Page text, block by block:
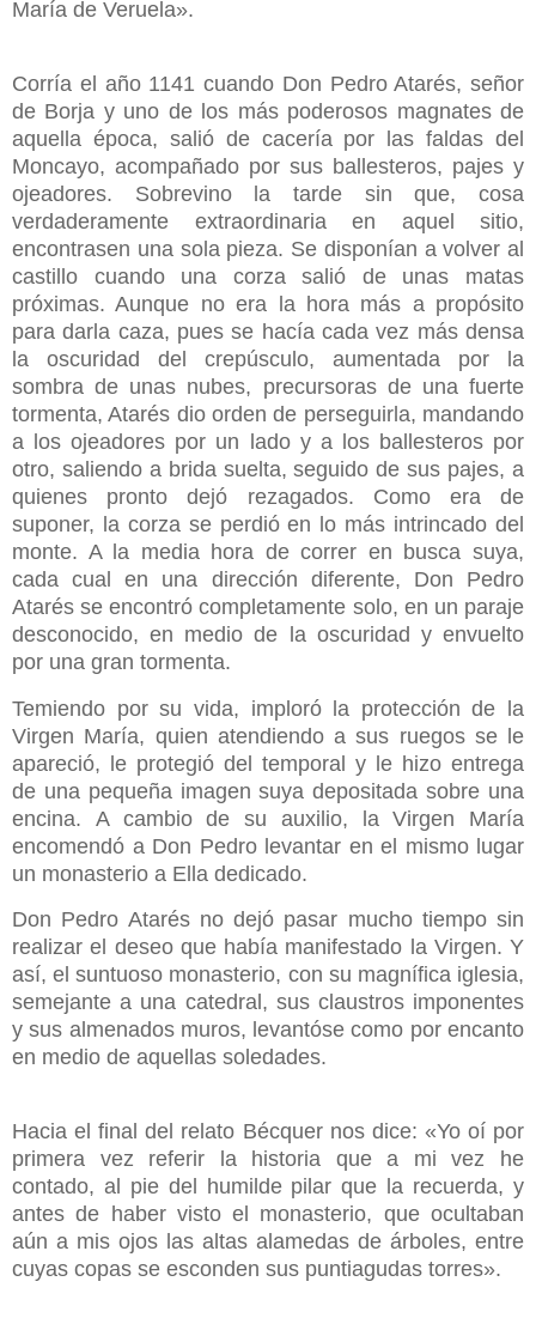
María de Veruela».
Corría el año 1141 cuando Don Pedro Atarés, señor
de Borja y uno de los más poderosos magnates de
aquella época, salió de cacería por las faldas del
Moncayo, acompañado por sus ballesteros, pajes y
ojeadores. Sobrevino la tarde sin que, cosa
verdaderamente extraordinaria en aquel sitio,
encontrasen una sola pieza. Se disponían a volver al
castillo cuando una corza salió de unas matas
próximas. Aunque no era la hora más a propósito
para darla caza, pues se hacía cada vez más densa
la oscuridad del crepúsculo, aumentada por la
sombra de unas nubes, precursoras de una fuerte
tormenta, Atarés dio orden de perseguirla, mandando
a los ojeadores por un lado y a los ballesteros por
otro, saliendo a brida suelta, seguido de sus pajes, a
quienes pronto dejó rezagados. Como era de
suponer, la corza se perdió en lo más intrincado del
monte. A la media hora de correr en busca suya,
cada cual en una dirección diferente, Don Pedro
Atarés se encontró completamente solo, en un paraje
desconocido, en medio de la oscuridad y envuelto
por una gran tormenta.
Temiendo por su vida, imploró la protección de la
Virgen María, quien atendiendo a sus ruegos se le
apareció, le protegió del temporal y le hizo entrega
de una pequeña imagen suya depositada sobre una
encina. A cambio de su auxilio, la Virgen María
encomendó a Don Pedro levantar en el mismo lugar
un monasterio a Ella dedicado.
Don Pedro Atarés no dejó pasar mucho tiempo sin
realizar el deseo que había manifestado la Virgen. Y
así, el suntuoso monasterio, con su magnífica iglesia,
semejante a una catedral, sus claustros imponentes
y sus almenados muros, levantóse como por encanto
en medio de aquellas soledades.
Hacia el final del relato Bécquer nos dice: «Yo oí por
primera vez referir la historia que a mi vez he
contado, al pie del humilde pilar que la recuerda, y
antes de haber visto el monasterio, que ocultaban
aún a mis ojos las altas alamedas de árboles, entre
cuyas copas se esconden sus puntiagudas torres».